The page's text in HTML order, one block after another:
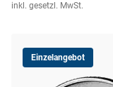
inkl. gesetzl. MwSt.
Einzelangebot